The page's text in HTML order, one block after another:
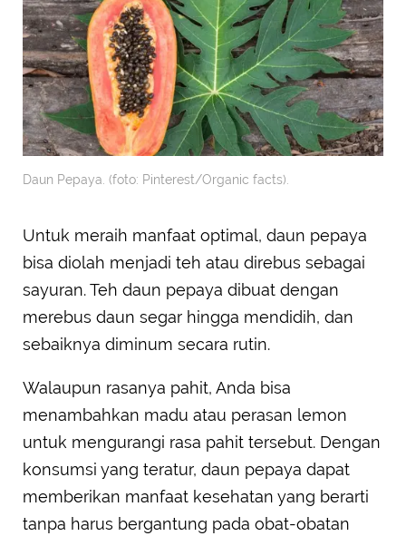
Daun Pepaya. (foto: Pinterest/Organic facts).
Untuk meraih manfaat optimal, daun pepaya
bisa diolah menjadi teh atau direbus sebagai
sayuran. Teh daun pepaya dibuat dengan
merebus daun segar hingga mendidih, dan
sebaiknya diminum secara rutin.
Walaupun rasanya pahit, Anda bisa
menambahkan madu atau perasan lemon
untuk mengurangi rasa pahit tersebut. Dengan
konsumsi yang teratur, daun pepaya dapat
memberikan manfaat kesehatan yang berarti
tanpa harus bergantung pada obat-obatan